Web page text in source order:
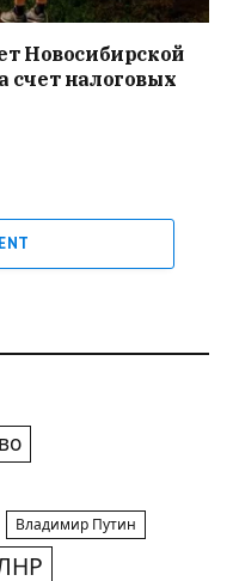
Новосибирской
счет налоговых
Владимир Путин